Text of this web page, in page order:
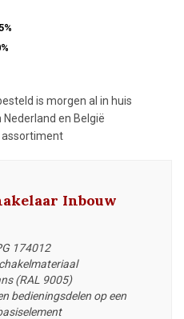
is morgen al in huis
Nederland en België
assortiment
Inbouw
174012
(RAL 9005)
bedieningsdelen op een